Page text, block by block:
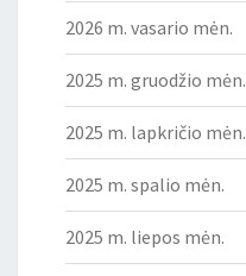
2026 m. vasario mėn.
2025 m. gruodžio mėn.
2025 m. lapkričio mėn.
2025 m. spalio mėn.
2025 m. liepos mėn.